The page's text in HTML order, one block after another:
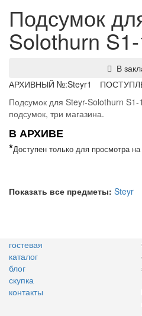
Подсумок
Solothurn
В
АРХИВНЫЙ №:Steyr1
Подсумок для Steyr-Solothurn
подсумок, три магазина.
В АРХИВЕ
*Доступен только для просмотра на
Показать все предметы: Steyr
гостевая
каталог
блог
скупка
контакты